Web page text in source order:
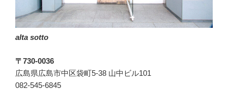
ー
ネ)”
の
alta sotto
〒730-0036
広島県広島市中区袋町5-38 山中ビル101
082-545-6845